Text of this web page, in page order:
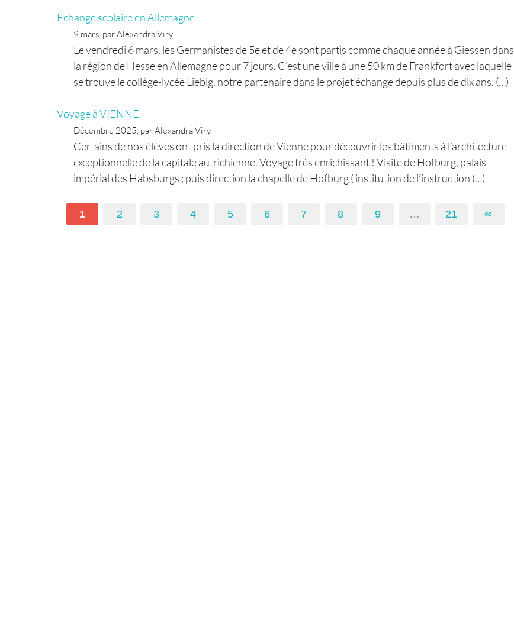
Échange scolaire en Allemagne
9 mars, par Alexandra Viry
Le vendredi 6 mars, les Germanistes de 5e et de 4e sont partis comme chaque année à Giessen dans
la région de Hesse en Allemagne pour 7 jours. C’est une ville à une 50 km de Frankfort avec laquelle
se trouve le collège-lycée Liebig, notre partenaire dans le projet échange depuis plus de dix ans. (…)
Voyage à VIENNE
Décembre 2025, par Alexandra Viry
Certains de nos élèves ont pris la direction de Vienne pour découvrir les bâtiments à l’architecture
exceptionnelle de la capitale autrichienne. Voyage très enrichissant ! Visite de Hofburg, palais
impérial des Habsburgs ; puis direction la chapelle de Hofburg ( institution de l’instruction (…)
1 2 3 4 5 6 7 8 9 … 21 ∞